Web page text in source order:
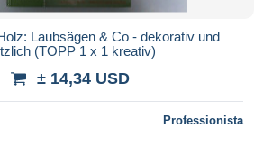
Laubsägen & Co - dekorativ und
(TOPP 1 x 1 kreativ)
± 14,34 USD
Professionista